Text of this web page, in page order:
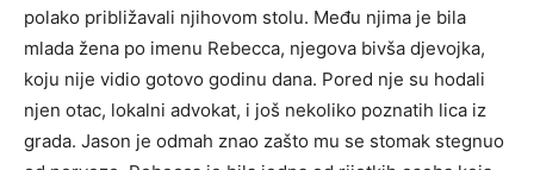
polako približavali njihovom stolu. Među njima je bila
mlada žena po imenu Rebecca, njegova bivša djevojka,
koju nije vidio gotovo godinu dana. Pored nje su hodali
njen otac, lokalni advokat, i još nekoliko poznatih lica iz
grada. Jason je odmah znao zašto mu se stomak stegnuo